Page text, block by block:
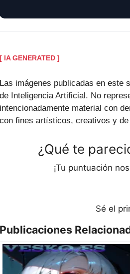
[ IA GENERATED ]
Las imágenes publicadas en este
de Inteligencia Artificial. No
intencionadamente material con
con fines artísticos, creativos y
¿Qué te
¡Tu puntuación
Sé el
Publicaciones